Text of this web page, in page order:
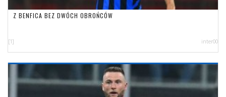
Z BENFICA BEZ DWÓCH OBROŃCÓW
[1] inter00